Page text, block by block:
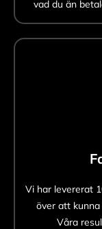
vad du än
Vi har levererat
över att
Våra